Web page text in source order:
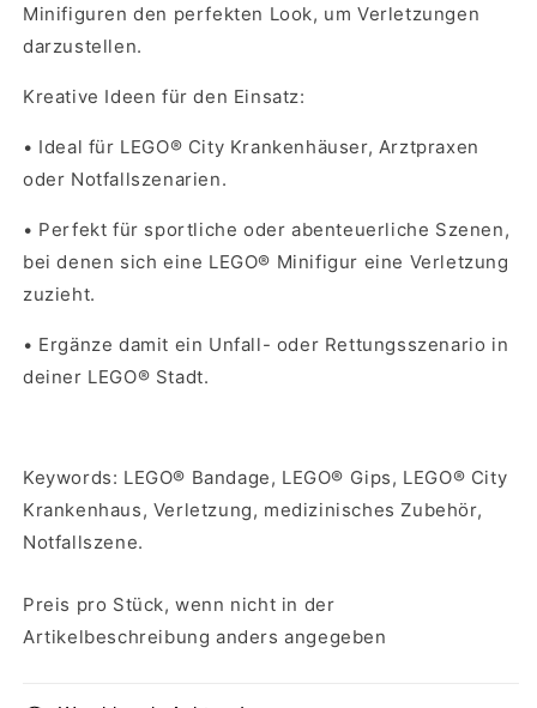
Minifiguren den perfekten Look, um Verletzungen
darzustellen.
Kreative Ideen für den Einsatz:
• Ideal für LEGO® City Krankenhäuser, Arztpraxen
oder Notfallszenarien.
• Perfekt für sportliche oder abenteuerliche Szenen,
bei denen sich eine LEGO® Minifigur eine Verletzung
zuzieht.
• Ergänze damit ein Unfall- oder Rettungsszenario in
deiner LEGO® Stadt.
Keywords: LEGO® Bandage, LEGO® Gips, LEGO® City
Krankenhaus, Verletzung, medizinisches Zubehör,
Notfallszene.
Preis pro Stück, wenn nicht in der
Artikelbeschreibung anders angegeben